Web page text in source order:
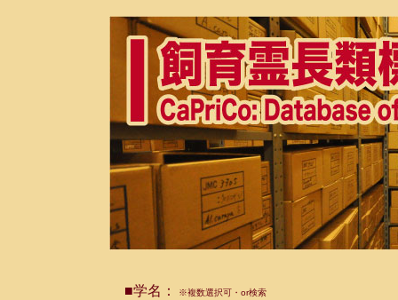
■学名： ※複数選択可・or検索